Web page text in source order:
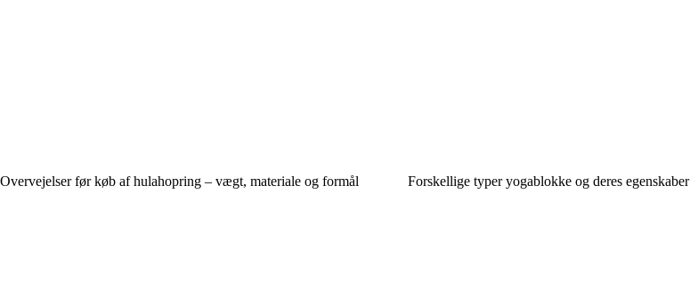
Overvejelser før køb af hulahopring – vægt, materiale og formål Forskellige typer yogablokke og deres egenskaber